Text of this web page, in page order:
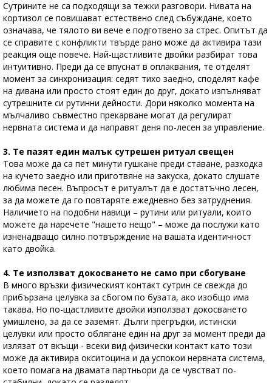
Сутрините не са подходящи за тежки разговори. Нивата на
кортизол се повишават естествено след събуждане, което
означава, че тялото ви вече е подготвено за стрес. Опитът да
се справите с конфликти твърде рано може да активира тази
реакция още повече. Най-щастливите двойки разбират това
интуитивно. Преди да се впуснат в оплаквания, те отделят
момент за синхронизация: седят тихо заедно, споделят кафе
на дивана или просто стоят един до друг, докато изпълняват
сутрешните си рутинни дейности. Дори няколко момента на
мълчаливо съвместно прекарване могат да регулират
нервната система и да направят деня по-лесен за управление.
3. Те пазят един малък сутрешен ритуал свещен
Това може да са пет минути гушкане преди ставане, разходка
на кучето заедно или приготвяне на закуска, докато слушате
любима песен. Въпросът е ритуалът да е достатъчно лесен,
за да можете да го повтаряте ежедневно без затруднения.
Наличието на подобни навици – рутини или ритуали, които
можете да наречете "нашето нещо" – може да послужи като
изненадващо силно потвърждение на вашата идентичност
като двойка.
4. Те използват докосването не само при сбогуване
В много връзки физическият контакт сутрин се свежда до
прибързана целувка за сбогом по бузата, ако изобщо има
такава. Но по-щастливите двойки използват докосването
умишлено, за да се заземят. Дълги прегръдки, истински
целувки или просто облягане един на друг за момент преди да
излязат от вкъщи - всеки вид физически контакт като този
може да активира окситоцина и да успокои нервната система,
което помага на двамата партньори да се чувстват по-